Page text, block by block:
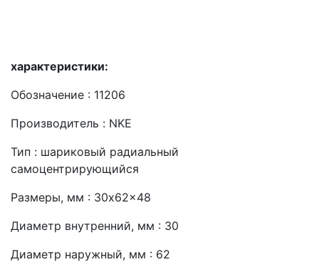
характеристики:
Обозначение : 11206
Производитель : NKE
Тип : шариковый радиальный
самоцентрирующийся
Размеры, мм : 30x62x48
Диаметр внутренний, мм : 30
Диаметр наружный, мм : 62